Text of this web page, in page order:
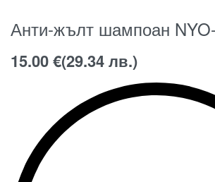
Анти-жълт шампоан
15.00€(29.34 лв.)